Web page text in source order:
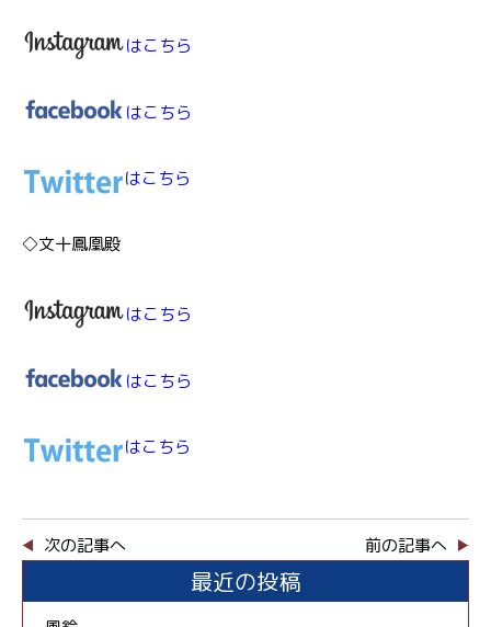
はこちら
はこちら
はこちら
◇文十鳳凰殿
はこちら
はこちら
はこちら
次の記事へ 前の記事へ
最近の投稿